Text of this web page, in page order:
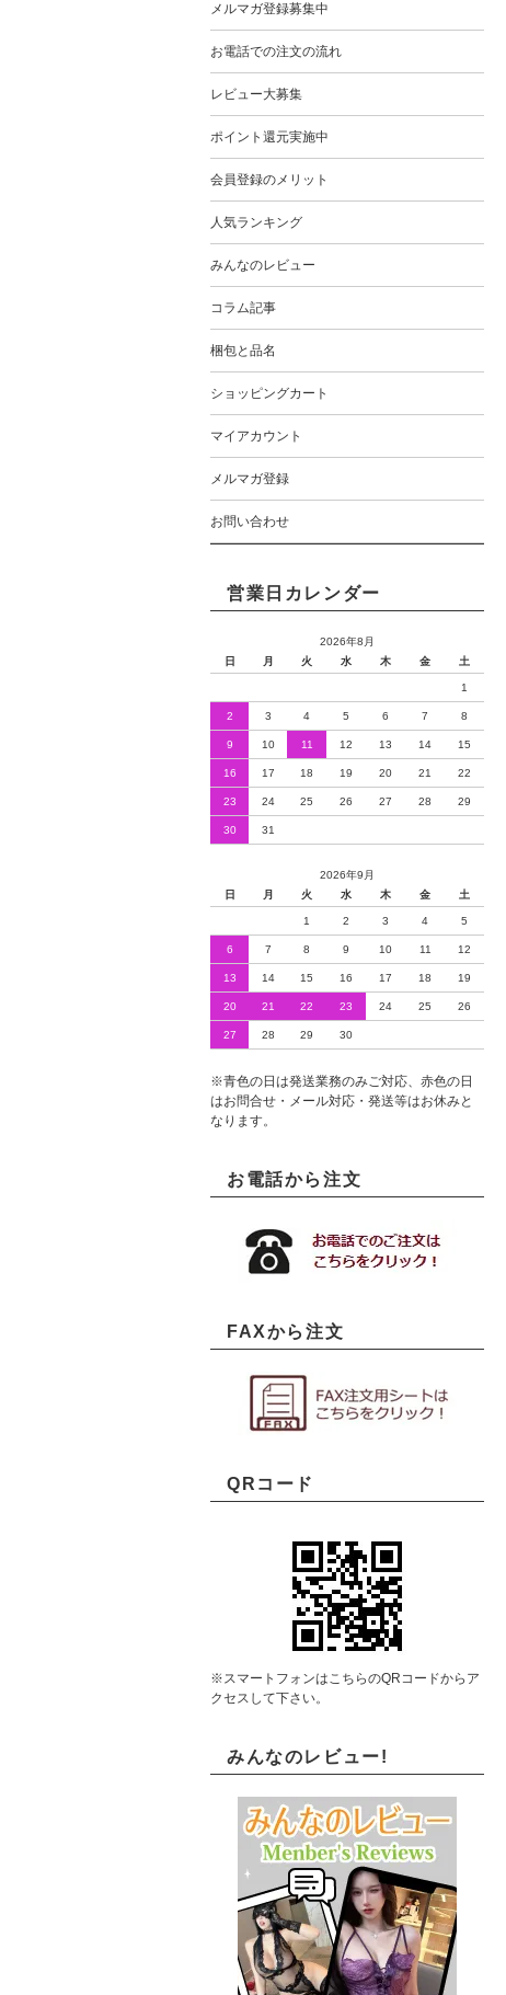
メルマガ登録募集中
お電話での注文の流れ
レビュー大募集
ポイント還元実施中
会員登録のメリット
人気ランキング
みんなのレビュー
コラム記事
梱包と品名
ショッピングカート
マイアカウント
メルマガ登録
お問い合わせ
営業日カレンダー
2026年8月
日
月 火 水 木 金 土
1
2 3 4 5 6 7 8
9 10 11 12 13 14 15
16 17 18 19 20 21 22
23 24 25 26 27 28 29
30 31
2026年9月
日
月 火 水 木 金 土
1 2 3 4 5
6 7 8 9 10 11 12
13 14 15 16 17 18 19
20 21 22 23 24 25 26
27 28 29 30
※青色の日は発送業務のみご対応、赤色の日
はお問合せ・メール対応・発送等はお休みと
なります。
お電話から注文
FAXから注文
QRコード
※スマートフォンはこちらのQRコードからア
クセスして下さい。
みんなのレビュー!